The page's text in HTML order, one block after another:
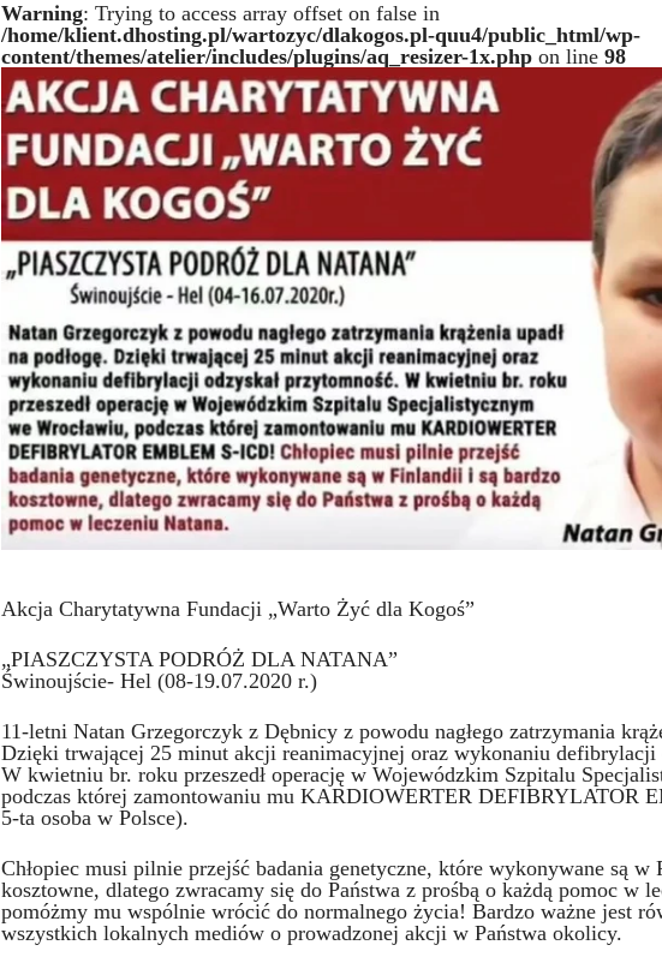
Warning: Trying to access array offset on false in
/home/klient.dhosting.pl/wartozyc/dlakogos.pl-quu4/public_html/wp-
content/themes/atelier/includes/plugins/aq_resizer-1x.php on line 98
Akcja Charytatywna Fundacji „Warto Żyć dla Kogoś”
„PIASZCZYSTA PODRÓŻ DLA NATANA”
Świnoujście- Hel (08-19.07.2020 r.)
11-letni Natan Grzegorczyk z Dębnicy z powodu nagłego zatrzymania
Dzięki trwającej 25 minut akcji reanimacyjnej oraz wykonaniu defibrylacji
W kwietniu br. roku przeszedł operację w Wojewódzkim Szpitalu
podczas której zamontowaniu mu KARDIOWERTER DEFIBRYLATOR
5-ta osoba w Polsce).
Chłopiec musi pilnie przejść badania genetyczne, które wykonywane są w
kosztowne, dlatego zwracamy się do Państwa z prośbą o każdą pomoc w
pomóżmy mu wspólnie wrócić do normalnego życia! Bardzo ważne jest
wszystkich lokalnych mediów o prowadzonej akcji w Państwa okolicy.